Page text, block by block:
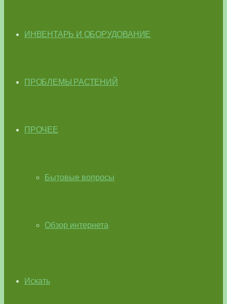
ИНВЕНТАРЬ И ОБОРУДОВАНИЕ
ПРОБЛЕМЫ РАСТЕНИЙ
ПРОЧЕЕ
Бытовые вопросы
Обзор интернета
Искать